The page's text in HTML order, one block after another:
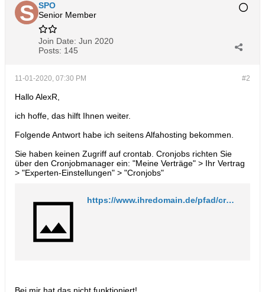
SPO
Senior Member
Join Date: Jun 2020
Posts: 145
#2
11-01-2020, 07:30 PM
Hallo AlexR,
ich hoffe, das hilft Ihnen weiter.
Folgende Antwort habe ich seitens Alfahosting bekommen.
Sie haben keinen Zugriff auf crontab. Cronjobs richten Sie
über den Cronjobmanager ein: "Meine Verträge" > Ihr Vertrag
> "Experten-Einstellungen" > "Cronjobs"
https://www.ihredomain.de/pfad/cronjob.php